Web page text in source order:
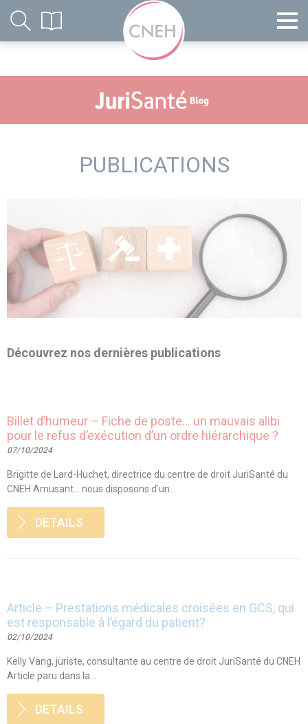
PUBLICATIONS
Découvrez nos dernières publications
Billet d’humeur – Fiche de poste… un mauvais alibi
pour le refus d’exécution d’un ordre hiérarchique ?
07/10/2024
Brigitte de Lard-Huchet, directrice du centre de droit JuriSanté du
CNEH Amusant… nous disposons d’un...
DETAILS
Article – Prestations médicales croisées en GCS, qui
est responsable à l’égard du patient?
02/10/2024
Kelly Vang, juriste, consultante au centre de droit JuriSanté du CNEH
Article paru dans la...
DETAILS